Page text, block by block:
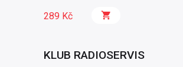
289 Kč
KLUB RADIOSERVIS